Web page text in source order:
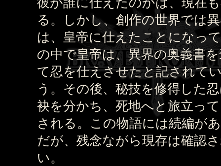
る。しかし、創作の世界では
は、皇帝に仕えたことになっ
の中で皇帝は、異界の奥義書
て忍を仕えさせたと記されて
う。その後、秘技を修得した
袂を分かち、死地へと旅立っ
される。この物語には続編が
だが、残念ながら現存は確認
い。